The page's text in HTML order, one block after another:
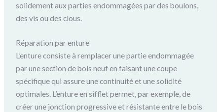
solidement aux parties endommagées par des boulons,
des vis ou des clous.
Réparation par enture
L’enture consiste à remplacer une partie endommagée
par une section de bois neuf en faisant une coupe
spécifique qui assure une continuité et une solidité
optimales. L’enture en sifflet permet, par exemple, de
créer une jonction progressive et résistante entre le bois